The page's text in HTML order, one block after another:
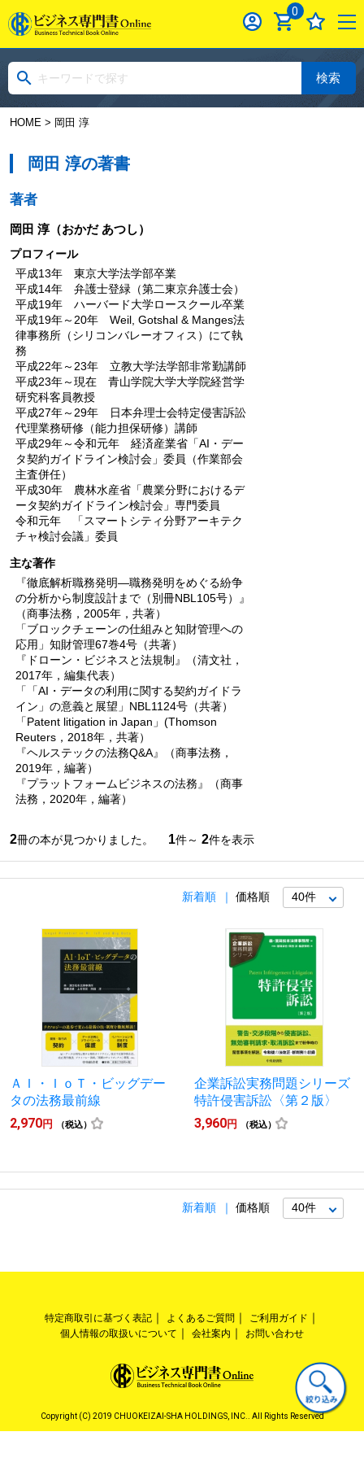
0
検索
HOME> 岡田 淳
岡田 淳の著書
著者
岡田 淳（おかだ あつし）
プロフィール
平成13年 東京大学法学部卒業
平成14年 弁護士登緑（第二東京弁護士会）
平成19年 ハーバード大学ロースクール卒業
平成19年～20年 Weil, Gotshal & Manges法
律事務所（シリコンバレーオフィス）にて執
務
平成22年～23年 立教大学法学部非常勤講師
平成23年～現在 青山学院大学大学院経営学
研究科客員教授
平成27年～29年 日本弁理士会特定侵害訴訟
代理業務研修（能力担保研修）講師
平成29年～令和元年 経済産業省「AI・デー
タ契約ガイドライン検討会」委員（作業部会
主査併任）
平成30年 農林水産省「農業分野におけるデ
ータ契約ガイドライン検討会」専門委員
令和元年 「スマートシティ分野アーキテク
チャ検討会議」委員
主な著作
『徹底解析職務発明―職務発明をめぐる紛争
の分析から制度設計まで（別冊NBL105号）』
（商事法務，2005年，共著）
「ブロックチェーンの仕組みと知財管理への
応用」知財管理67巻4号（共著）
『ドローン・ビジネスと法規制』（清文社，
2017年，編集代表）
「「AI・データの利用に関する契約ガイドラ
イン」の意義と展望」NBL1124号（共著）
「Patent litigation in Japan」(Thomson
Reuters，2018年，共著）
『ヘルステックの法務Q&A』（商事法務，
2019年，編著）
『プラットフォームビジネスの法務』（商事
法務，2020年，編著）
2冊の本が見つかりました。 1件～ 2件を表示
新着順 価格順
ＡＩ・ＩｏＴ・ビッグデー
タの法務最前線
2,970円 （税込）
企業訴訟実務問題シリーズ
特許侵害訴訟〈第２版〉
3,960円 （税込）
新着順 価格順
特定商取引に基づく表記 よくあるご質問
ご利用ガイド
個人情報の取扱いについて
会社案内 お問い合わせ
Copyright (C) 2019 CHUOKEIZAI-SHA HOLDINGS, INC.. All Rights Reserved